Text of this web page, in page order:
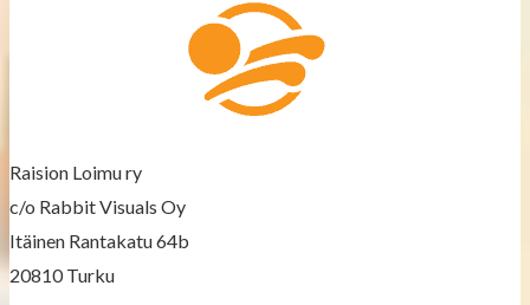
i
g
a
Raision Loimu ry
c/o Rabbit Visuals Oy
Itäinen Rantakatu 64b
20810 Turku